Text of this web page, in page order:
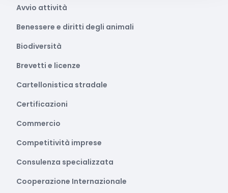
Avvio attività
Benessere e diritti degli animali
Biodiversità
Brevetti e licenze
Cartellonistica stradale
Certificazioni
Commercio
Competitività imprese
Consulenza specializzata
Cooperazione Internazionale